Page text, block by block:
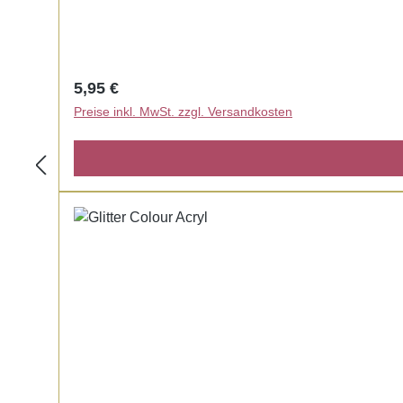
Regulärer Preis:
5,95 €
Preise inkl. MwSt. zzgl. Versandkosten